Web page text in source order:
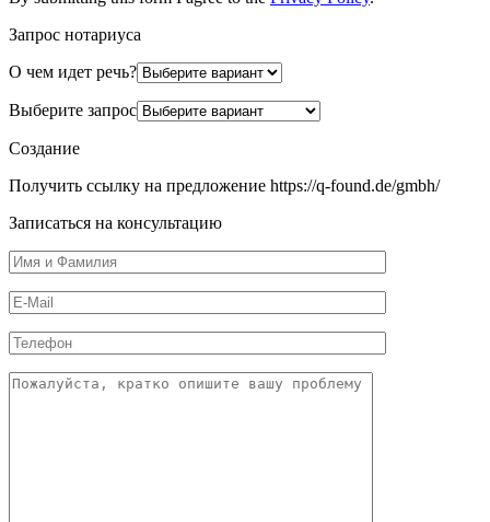
Запрос нотариуса
О чем идет речь?
Выберите запрос
Создание
Получить ссылку на предложение https://q-found.de/gmbh/
Записаться на консультацию